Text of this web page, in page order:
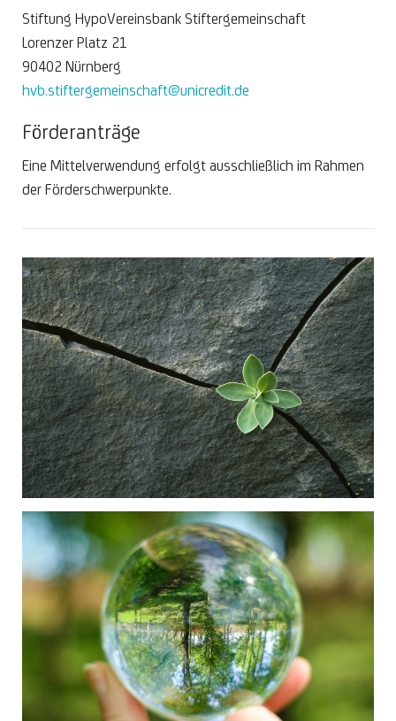
Stiftung HypoVereinsbank Stiftergemeinschaft
Lorenzer Platz 21
90402 Nürnberg
hvb.stiftergemeinschaft@unicredit.de
Förderanträge
Eine Mittelverwendung erfolgt ausschließlich im Rahmen
der Förderschwerpunkte.